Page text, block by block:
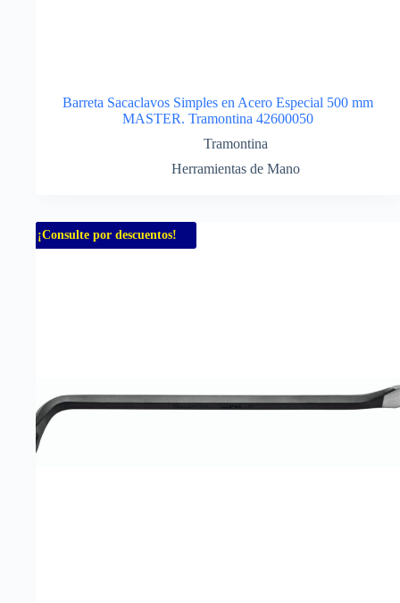
Barreta Sacaclavos Simples en Acero Especial 500 mm
MASTER. Tramontina 42600050
Tramontina
Herramientas de Mano
¡Consulte por descuentos!